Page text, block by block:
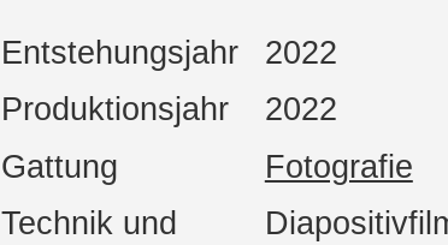
Entstehungsjahr
2022
Produktionsjahr
2022
Gattung
Fotografie
Technik und